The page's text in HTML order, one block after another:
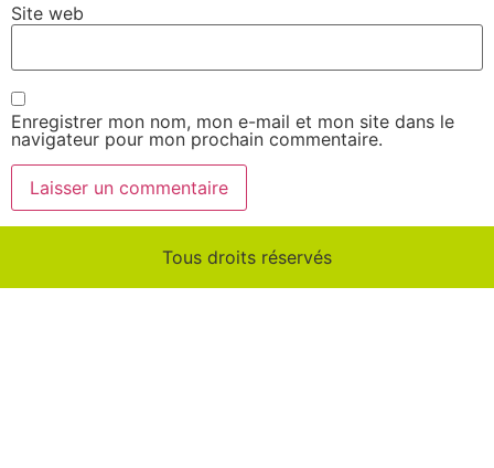
Site web
Enregistrer mon nom, mon e-mail et mon site dans le
navigateur pour mon prochain commentaire.
Tous droits réservés